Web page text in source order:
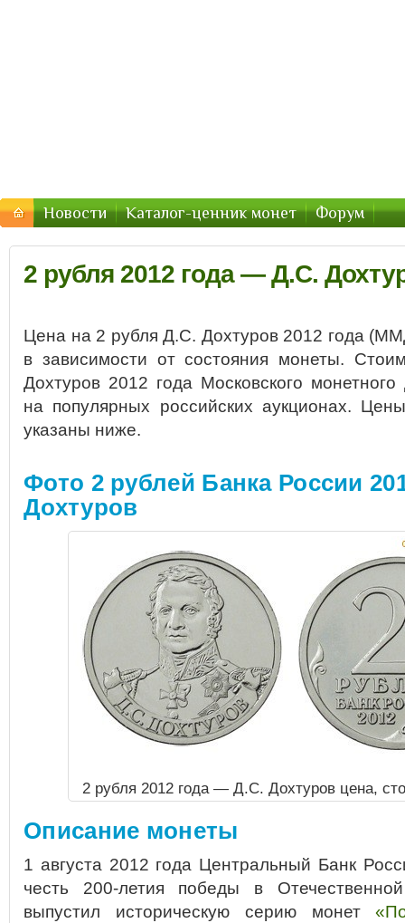
Новости Каталог-ценник монет Форум
2 рубля 2012 года — Д.С.
Цена на 2 рубля Д.С. Дохтуров 2012 года
в зависимости от состояния монеты.
Дохтуров 2012 года Московского монетного
на популярных российских аукционах.
указаны ниже.
Фото 2 рублей Банка России
Дохтуров
2 рубля 2012 года — Д.С. Дохтуров цена,
Описание монеты
1 августа 2012 года Центральный Банк
честь 200-летия победы в
выпустил историческую серию монет